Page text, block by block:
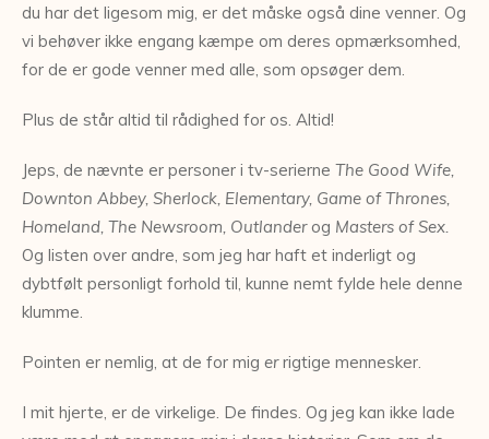
du har det ligesom mig, er det måske også dine venner. Og
vi behøver ikke engang kæmpe om deres opmærksomhed,
for de er gode venner med alle, som opsøger dem.
Plus de står altid til rådighed for os. Altid!
Jeps, de nævnte er personer i tv-serierne The Good Wife,
Downton Abbey, Sherlock, Elementary, Game of Thrones,
Homeland, The Newsroom, Outlanderog Masters of Sex.
Og listen over andre, som jeg har haft et inderligt og
dybtfølt personligt forhold til, kunne nemt fylde hele denne
klumme.
Pointen er nemlig, at de for mig errigtige mennesker.
I mit hjerte, er de virkelige. De findes. Og jeg kan ikke lade